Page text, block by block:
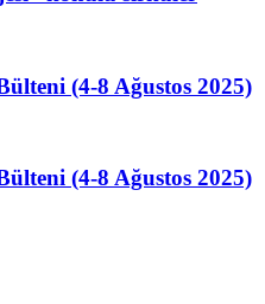
(4-8 Ağustos 2025)
(4-8 Ağustos 2025)